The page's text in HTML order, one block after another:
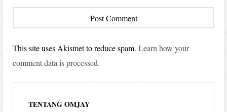
This site uses Akismet to reduce spam.Learn how your
comment data is processed.
TENTANG OMJAY